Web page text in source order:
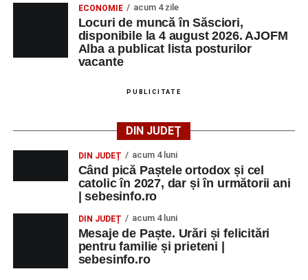
Trupei de Dansuri Săsești;
Alexandrei Pamfilie;
Alfred Dahinten.
– Proiecție cinematografică:
de Federico Fellini și Tullio Pinelli.
MARȚI, 25 AUGUST 2026
Grădina Muzeului Municipal „Ioan
Raica” Sebeș
„Armonia artelor”– salon literar și întâlnire
cu artele plastice, organizat alături de artiști locali.
ECONOMIE acum 4 zile
Locuri de muncă în Săsciori,
disponibile la 4 august 2026. AJOFM
Alba a publicat lista posturilor
vacante
PUBLICITATE
DIN JUDEȚ
DIN JUDEȚ acum 4 luni
Când pică Paștele ortodox și cel
catolic în 2027, dar și în următorii ani
| sebesinfo.ro
DIN JUDEȚ acum 4 luni
Mesaje de Paște. Urări și felicitări
pentru familie și prieteni |
sebesinfo.ro